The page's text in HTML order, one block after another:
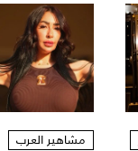
مشاهير العرب